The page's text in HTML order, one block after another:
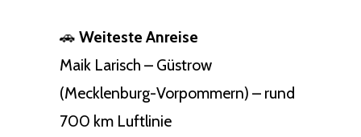
🚗 Weiteste Anreise
Maik Larisch – Güstrow
(Mecklenburg-Vorpommern) – rund
700 km Luftlinie